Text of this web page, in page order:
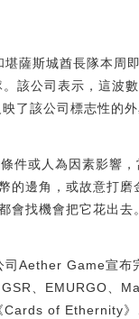
薩斯城酋長隊本周
該公司表示，這波
了該公司標志性的
件或人為因素影響
的邊角，或故意打磨
會找機會把它花出去
Aether Game宣布
、EMURGO、
Cards of Ethernity